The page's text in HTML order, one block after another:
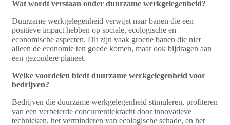
Wat wordt verstaan onder duurzame werkgelegenheid?
Duurzame werkgelegenheid verwijst naar banen die een
positieve impact hebben op sociale, ecologische en
economische aspecten. Dit zijn vaak groene banen die niet
alleen de economie ten goede komen, maar ook bijdragen aan
een gezondere planeet.
Welke voordelen biedt duurzame werkgelegenheid voor
bedrijven?
Bedrijven die duurzame werkgelegenheid stimuleren, profiteren
van een verbeterde concurrentiekracht door innovatieve
technieken, het verminderen van ecologische schade, en het